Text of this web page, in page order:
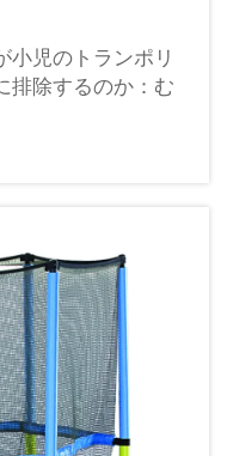
小児のトランポリ
排除するのか：む
レームの除去——
処。従来型のトラ
のある金属製の